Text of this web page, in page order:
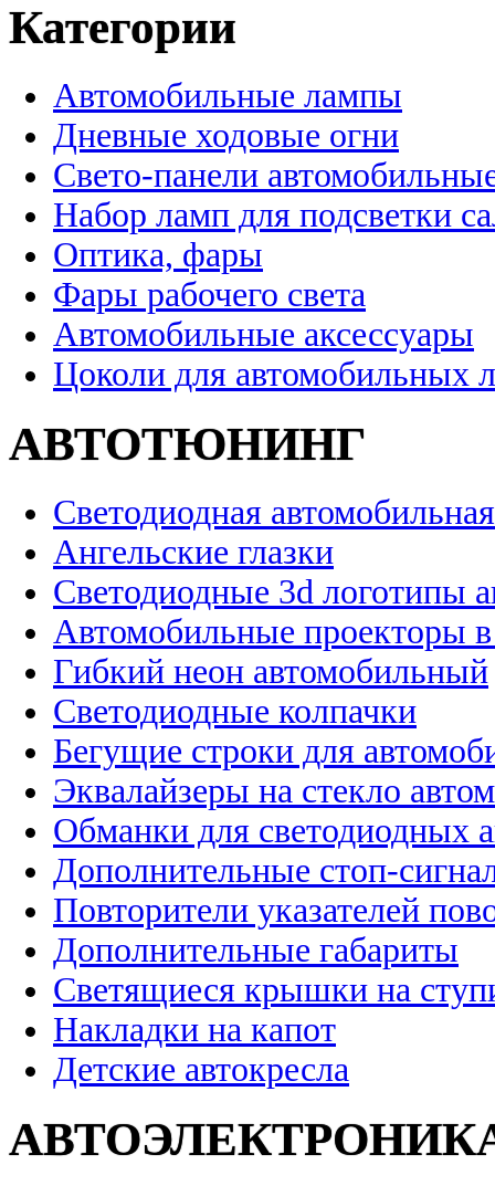
Категории
Автомобильные лампы
Дневные ходовые огни
Свето-панели
Набор ламп для подсветки
Оптика, фары
Фары рабочего света
Автомобильные аксессуары
Цоколи для автомобильных
АВТОТЮНИНГ
Светодиодная
Ангельские глазки
Светодиодные 3d логотипы
Автомобильные проекторы
Гибкий неон автомобильный
Светодиодные колпачки
Бегущие строки для
Эквалайзеры на стекло
Обманки для светодиодных
Дополнительные стоп-
Повторители указателей
Дополнительные габариты
Светящиеся крышки на
Накладки на капот
Детские автокресла